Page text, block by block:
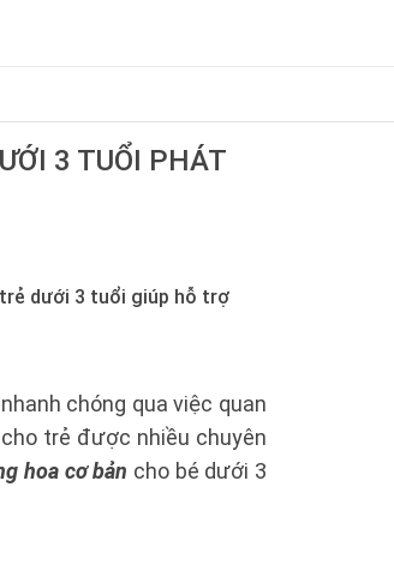
3 TUỔI PHÁT
dưới 3 tuổi giúp hỗ trợ
chóng qua việc quan
trẻ được nhiều chuyên
hoa cơ bản cho bé dưới 3